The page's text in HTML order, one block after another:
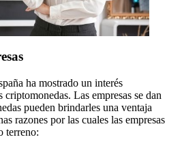
ha mostrado un interés
Las empresas se dan
pueden brindarles una ventaja
razones por las cuales las empresas
terreno: